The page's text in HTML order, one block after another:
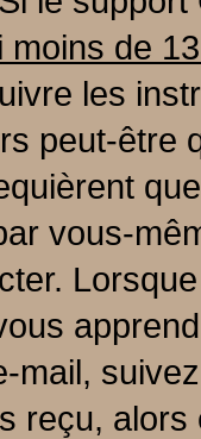
moins de
les
peut-être
vous-
mail,
reçu,